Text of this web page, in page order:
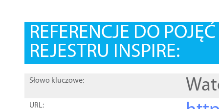
REFERENCJE DO
REJESTRU INSPIRE:
Słowo kluczowe:
URL: